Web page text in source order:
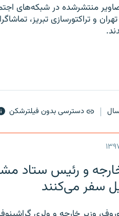
منتشرشده در شبکه‌های
و تراکتورسازی تبریز،
دسترسی بدون فیلترشکن
و رئیس‌ ستاد
سفر می‌کنند